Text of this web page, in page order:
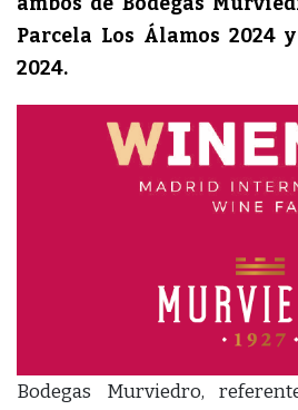
Parcela Los Álamos 2024
2024.
Bodegas Murviedro,